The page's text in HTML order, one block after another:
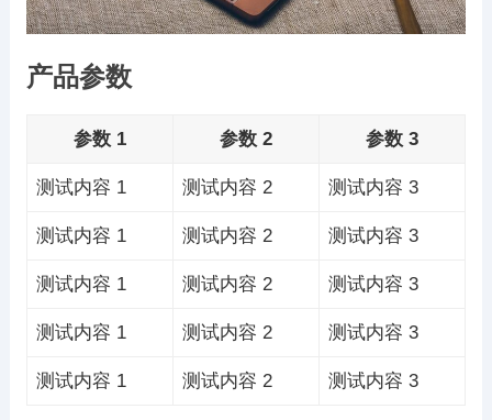
产品参数
参数 1 参数 2 参数 3
测试内容 1 测试内容 2 测试内容 3
测试内容 1 测试内容 2 测试内容 3
测试内容 1 测试内容 2 测试内容 3
测试内容 1 测试内容 2 测试内容 3
测试内容 1 测试内容 2 测试内容 3